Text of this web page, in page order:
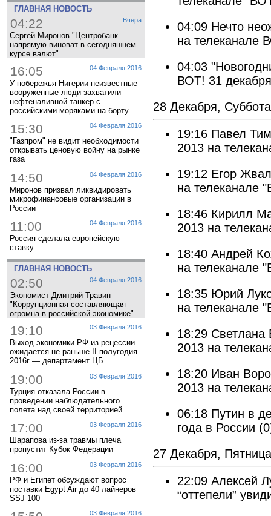
ГЛАВНАЯ НОВОСТЬ
Вчера
04:22
Сергей Миронов "Центробанк
напрямую виноват в сегодняшнем
курсе валют"
04 Февраля 2016
16:05
У побережья Нигерии неизвестные
вооруженные люди захватили
нефтеналивной танкер с
российскими моряками на борту
04 Февраля 2016
15:30
"Газпром" не видит необходимости
открывать ценовую войну на рынке
газа
04 Февраля 2016
14:50
Миронов призвал ликвидировать
микрофинансовые организации в
России
04 Февраля 2016
11:00
Россия сделала европейскую
ставку
ГЛАВНАЯ НОВОСТЬ
04 Февраля 2016
02:50
Экономист Дмитрий Травин
"Коррупционная составляющая
огромна в российской экономике"
03 Февраля 2016
19:10
Выход экономики РФ из рецессии
ожидается не раньше II полугодия
2016г — департамент ЦБ
03 Февраля 2016
19:00
Турция отказала России в
проведении наблюдательного
полета над своей территорией
03 Февраля 2016
17:00
Шарапова из-за травмы плеча
пропустит Кубок Федерации
03 Февраля 2016
16:00
РФ и Египет обсуждают вопрос
поставки Egypt Air до 40 лайнеров
SSJ 100
03 Февраля 2016
04:09 Нечто
на телеканале
04:03
ВОТ! 31
28 Декабря, Суббота
19:16 Павел
2013 на
19:12 Егор
на телеканале
18:46 Кирилл
2013 на
18:40 Андрей
на телеканале
18:35 Юрий
на телеканале
18:29 Светлана
2013 на
18:20 Иван
2013 на
06:18 Путин в
года в России
27 Декабря, Пятница
22:09 Алексей
“оттепели”